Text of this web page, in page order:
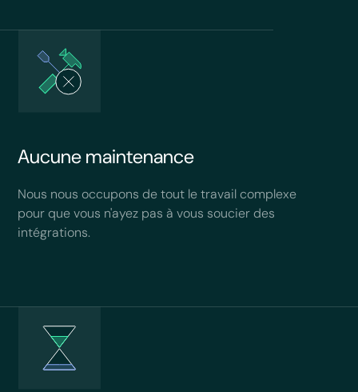
Aucune maintenance
Nous nous occupons de tout le travail complexe
pour que vous n'ayez pas à vous soucier des
intégrations.